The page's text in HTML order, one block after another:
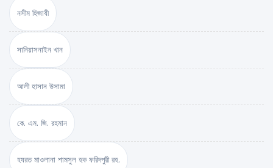
নসীম হিজাযী
সানিয়াসনাইন খান
আলী হাসান উসামা
কে. এম. জি. রহমান
হযরত মাওলানা শামসুল হক ফরিদপুরী রহ.